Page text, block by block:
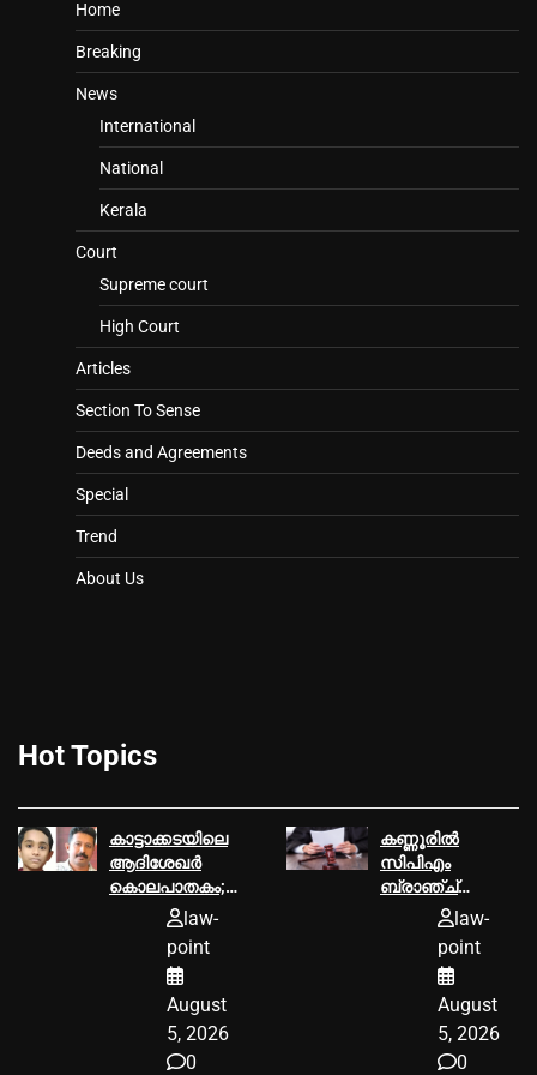
Home
Breaking
News
International
National
Kerala
Court
Supreme court
High Court
Articles
Section To Sense
Deeds and Agreements
Special
Trend
About Us
Hot Topics
കാട്ടാക്കടയിലെ
ആദിശേഖര്‍
കൊലപാതകം;
പ്രിയരഞ്ജന്റെ
ശിക്ഷ മരവിപ്പിച്ച്‌
സുപ്രീംകോടതി,
അനുവദിച്ചു
law-
point
August
5, 2026
0
കണ്ണൂരില്‍
സിപിഎം
ബ്രാഞ്ച്
സെക്രട്ടറിയെ
ശ്രമിച്ച കേസ്;
എസ്ഡിപിഐ
പ്രവര്‍ത്തകര്‍ക്ക്
18 വര്‍ഷം തടവ്
law-
point
August
5, 2026
0